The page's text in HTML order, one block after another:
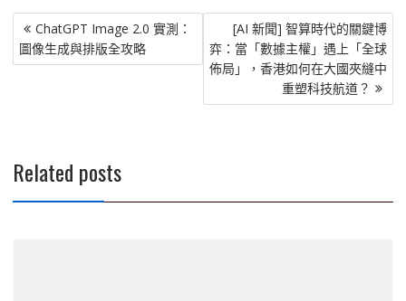
文
章
導
ChatGPT Image 2.0 實測：
圖像生成與排版全攻略
[AI 新聞] 智算時代的關鍵博
弈：當「數據主權」遇上「全球
佈局」，香港如何在大國夾縫中
重塑科技航道？
Related posts